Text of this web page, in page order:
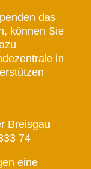
das
können Sie
in
Breisgau
74
eine